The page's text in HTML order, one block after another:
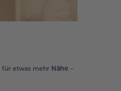
für etwas mehr Nähe -